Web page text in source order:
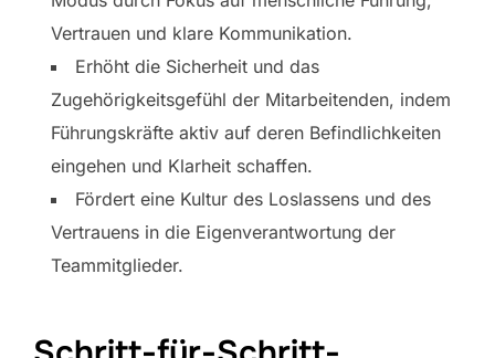
Vertrauen und klare Kommunikation.
Erhöht die Sicherheit und das
Zugehörigkeitsgefühl der Mitarbeitenden, indem
Führungskräfte aktiv auf deren Befindlichkeiten
eingehen und Klarheit schaffen.
Fördert eine Kultur des Loslassens und des
Vertrauens in die Eigenverantwortung der
Teammitglieder.